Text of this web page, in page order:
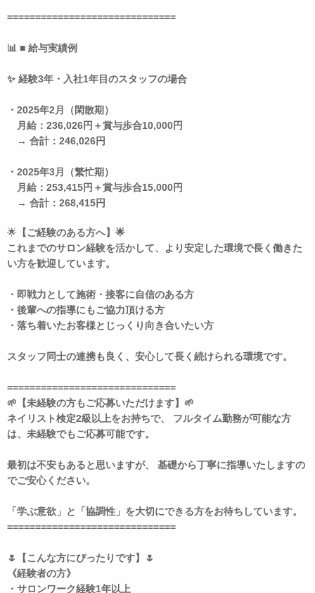
==============================
📊 ■ 給与実績例
✨ 経験3年・入社1年目のスタッフの場合
・2025年2月（閑散期）
月給：236,026円＋賞与歩合10,000円
→ 合計：246,026円
・2025年3月（繁忙期）
月給：253,415円＋賞与歩合15,000円
→ 合計：268,415円
🌟 【ご経験のある方へ】🌟
これまでのサロン経験を活かして、より安定した環境で長く働きた
い方を歓迎しています。
・即戦力として施術・接客に自信のある方
・後輩への指導にもご協力頂ける方
・落ち着いたお客様とじっくり向き合いたい方
スタッフ同士の連携も良く、安心して長く続けられる環境です。
==============================
🌱【未経験の方もご応募いただけます】🌱
ネイリスト検定2級以上をお持ちで、 フルタイム勤務が可能な方
は、未経験でもご応募可能です。
最初は不安もあると思いますが、 基礎から丁寧に指導いたしますの
でご安心ください。
「学ぶ意欲」と「協調性」を大切にできる方をお待ちしています。
==============================
🌷【こんな方にぴったりです】🌷
《経験者の方》
・サロンワーク経験1年以上